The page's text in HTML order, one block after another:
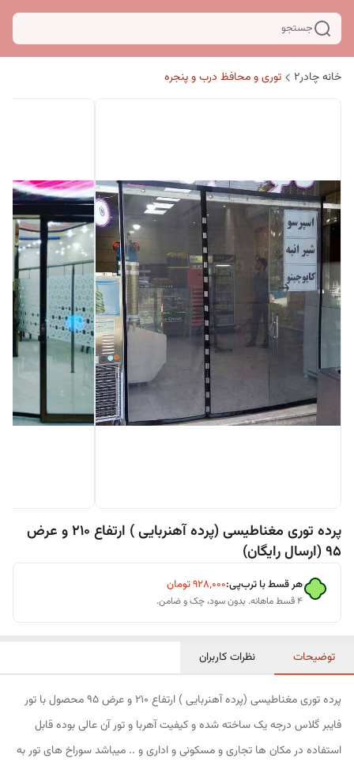
جستجو
خانه چادر۲ توری و محافظ درب و پنجره
پرده توری مغناطیسی (پرده آهنربایی ) ارتفاع 210 و عرض
95 (ارسال رایگان)
هر قسط با ترب‌پی:۹۲۸٬۰۰۰تومان
۴ قسط ماهانه. بدون سود، چک و ضامن.
توضیحات نظرات کاربران
پرده توری مغناطیسی (پرده آهنربایی ) ارتفاع 210 و عرض 95 محصول با تور
فایبر گلاس درجه یک ساخته شده و کیفیت آهربا و تور آن عالی بوده قابل
استفاده در مکان ها تجاری و مسکونی و اداری و .. میباشد سوراخ های تور به